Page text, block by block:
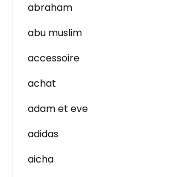
abraham
abu muslim
accessoire
achat
adam et eve
adidas
aicha